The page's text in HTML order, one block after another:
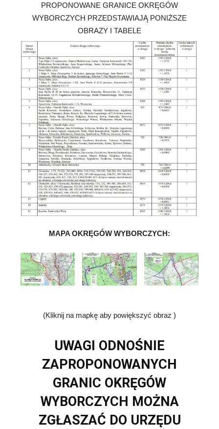
PROPONOWANE GRANICE OKRĘGÓW
WYBORCZYCH PRZEDSTAWIAJĄ PONIŻSZE
OBRAZY I TABELE
MAPA OKRĘGÓW WYBORCZYCH:
(Kliknij na mapkę aby powiększyć obraz )
UWAGI ODNOŚNIE
ZAPROPONOWANYCH
GRANIC OKRĘGÓW
WYBORCZYCH MOŻNA
ZGŁASZAĆ DO URZĘDU